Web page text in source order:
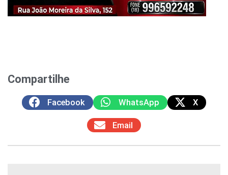
Compartilhe
Facebook WhatsApp X
Email